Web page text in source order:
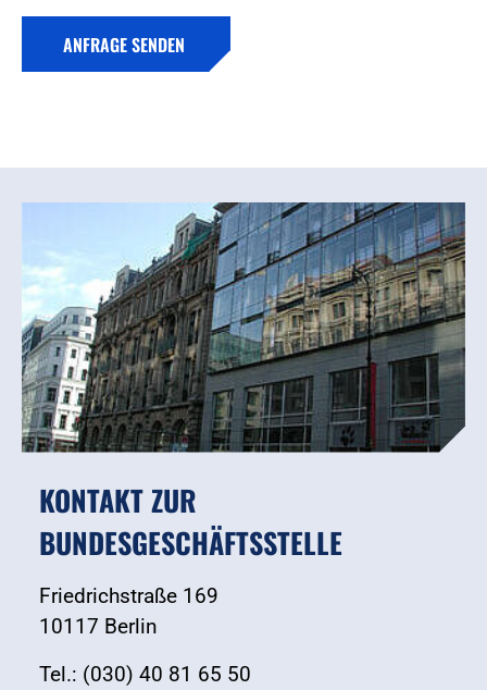
ANFRAGE SENDEN
KONTAKT ZUR
BUNDESGESCHÄFTSSTELLE
Friedrichstraße 169
10117 Berlin
Tel.: (030) 40 81 65 50